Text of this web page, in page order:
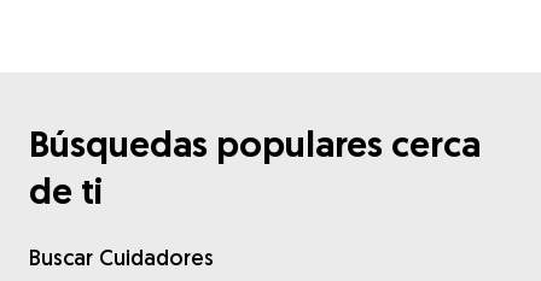
Búsquedas populares cerca
de ti
Buscar Cuidadores